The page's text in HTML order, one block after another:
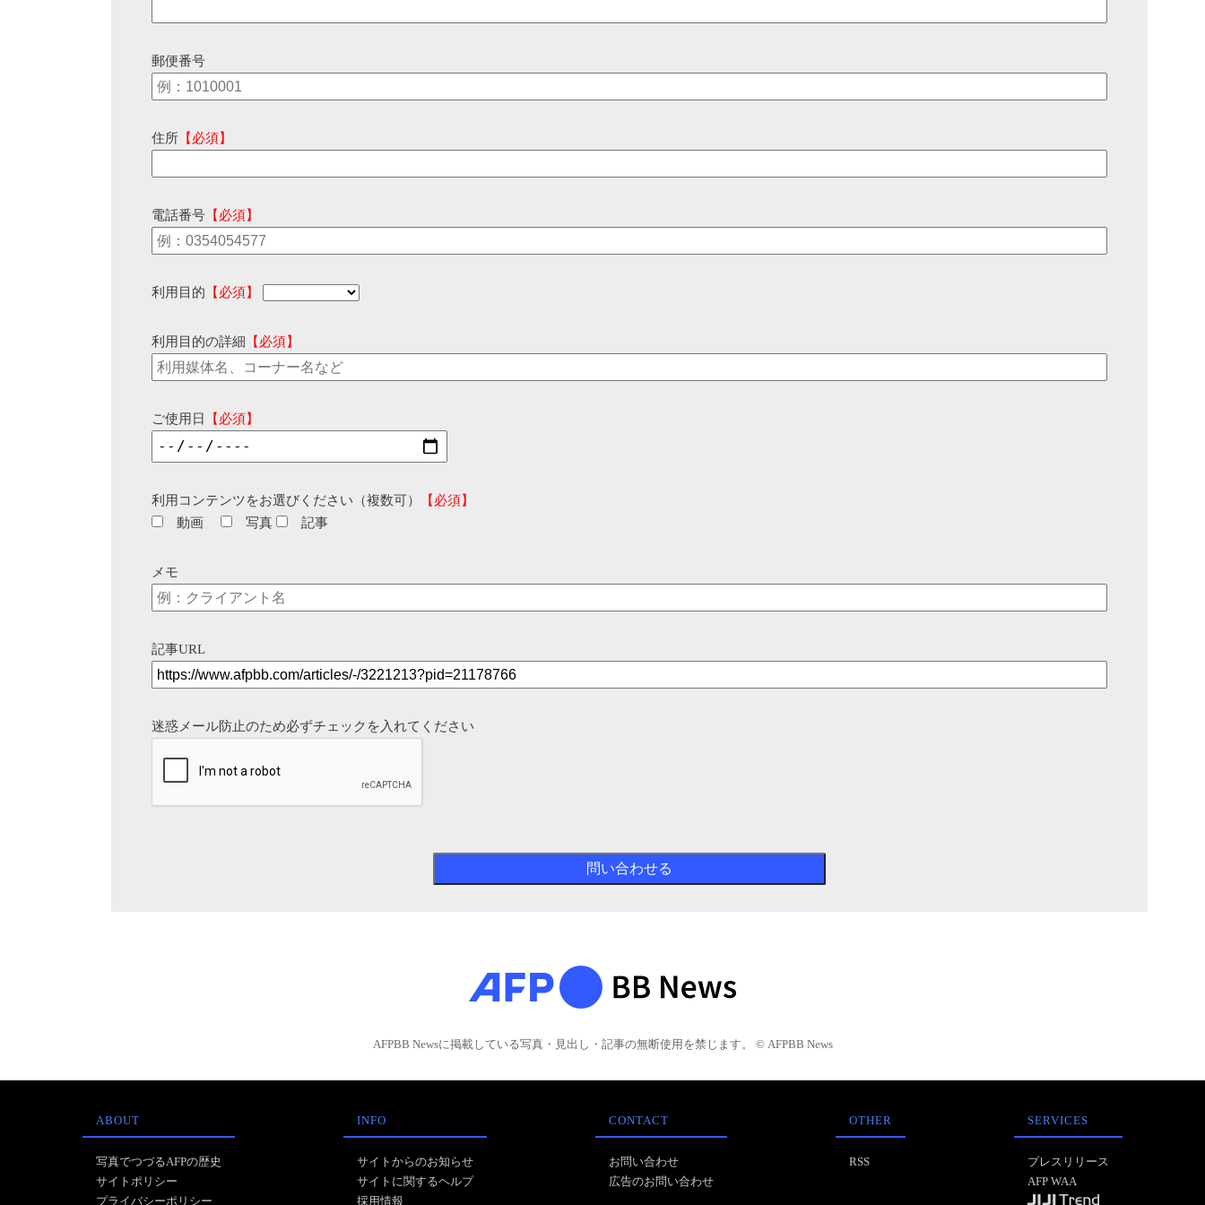
郵便番号
住所 【必須】
電話番号 【必須】
利用目的 【必須】
利用目的の詳細 【必須】
ご使用日 【必須】
利用コンテンツをお選びください（複数可）
【必須】
動画
写真 記事
メモ
記事URL
迷惑メール防止のため必ずチェックを入れてください
AFPBB Newsに掲載している写真・見出し・記事の無断使用を禁じます。 © AFPBB News
ABOUT
写真でつづるAFPの歴史
サイトポリシー
プライバシーポリシー
INFO
サイトからのお知らせ
サイトに関するヘルプ
採用情報
CONTACT
お問い合わせ
広告のお問い合わせ
OTHER
RSS
SERVICES
プレスリリース
AFP WAA